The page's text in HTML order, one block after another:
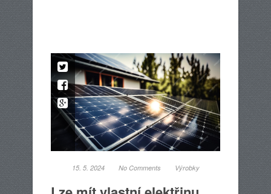
15. 5. 2024 No Comments Výrobky